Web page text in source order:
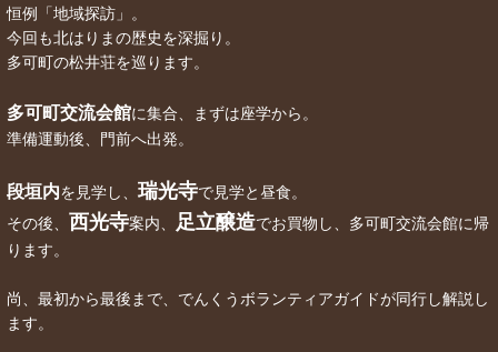
恒例「地域探訪」。
今回も北はりまの歴史を深掘り。
多可町の松井荘を巡ります。
多可町交流会館に集合、まずは座学から。
準備運動後、門前へ出発。
段垣内を見学し、 瑞光寺で見学と昼食。
その後、 西光寺案内、 足立醸造でお買物し、多可町交流会館に帰
ります。
尚、最初から最後まで、でんくうボランティアガイドが同行し解説し
ます。